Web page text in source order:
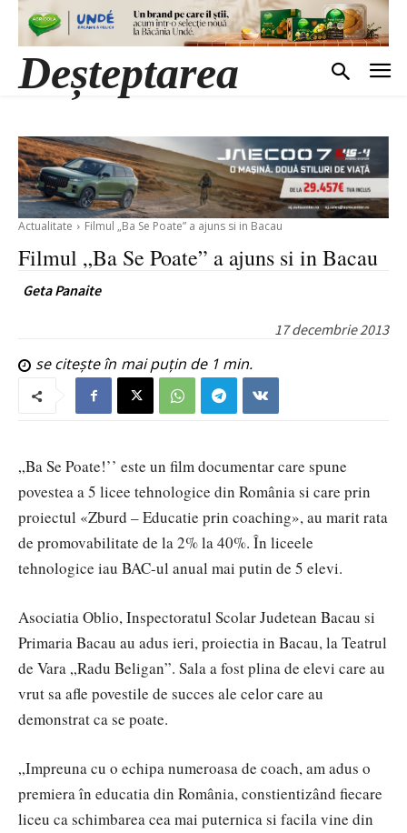
Deșteptarea
Actualitate Filmul „Ba Se Poate” a ajuns si in Bacau
Filmul „Ba Se Poate” a ajuns si in Bacau
Geta Panaite
17 decembrie 2013
se citește în mai puțin de 1 min.
„Ba Se Poate!’’ este un film documentar care spune
povestea a 5 licee tehnologice din România si care prin
proiectul «Zburd – Educatie prin coaching», au marit rata
de promovabilitate de la 2% la 40%. În liceele
tehnologice iau BAC-ul anual mai putin de 5 elevi.
Asociatia Oblio, Inspectoratul Scolar Judetean Bacau si
Primaria Bacau au adus ieri, proiectia in Bacau, la Teatrul
de Vara „Radu Beligan”. Sala a fost plina de elevi care au
vrut sa afle povestile de succes ale celor care au
demonstrat ca se poate.
„Impreuna cu o echipa numeroasa de coach, am adus o
premiera în educatia din România, constientizând fiecare
liceu ca schimbarea cea mai puternica si facila vine din